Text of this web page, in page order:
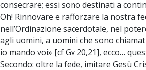
consecrare; essi sono destinati a
Oh! Rinnovare e rafforzare la nostra
nell’Ordinazione sacerdotale, nel
agli uomini, a uomini che sono
io mando voi» [cf Gv 20,21], ecco…
Secondo: oltre la fede, imitare Gesù